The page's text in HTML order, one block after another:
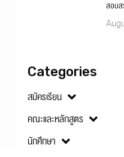
สอบ
Categories
สมัครเรียน
คณะและหลักสูตร
นักศึกษา